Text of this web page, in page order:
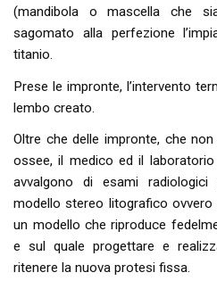
(mandibola o mascella che
sagomato alla perfezione
titanio.
Prese le impronte, l’intervento
lembo creato.
Oltre che delle impronte, che
ossee, il medico ed il
avvalgono di esami
modello stereo litografico ovvero
un modello che riproduce
e sul quale progettare e
ritenere la nuova protesi fissa.